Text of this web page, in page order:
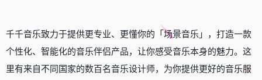
千千音乐致力于提供更专业、更懂你的「场景音乐」，打造一款
个性化、智能化的音乐伴侣产品，让你感受音乐本身的魅力。这
里有来自不同国家的数百名音乐设计师，为你提供更好的音乐服